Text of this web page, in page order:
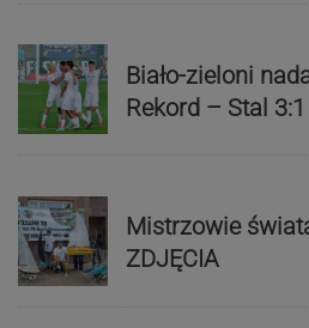
Biało-zieloni
Rekord – Stal
Mistrzowie
ZDJĘCIA